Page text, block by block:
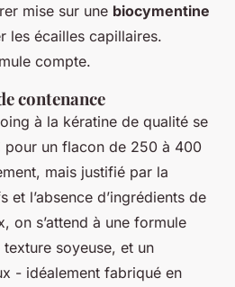
mise sur une biocymentine
les écailles capillaires.
compte.
contenance
à la kératine de qualité se
pour un flacon de 250 à 400
mais justifié par la
et l’absence d’ingrédients de
on s’attend à une formule
soyeuse, et un
- idéalement fabriqué en